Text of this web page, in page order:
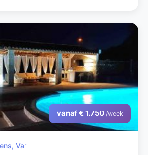
vanaf € 1.750 /week
Var